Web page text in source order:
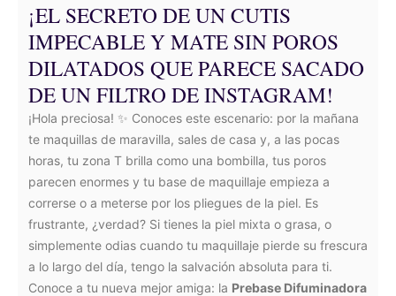
¡EL SECRETO DE UN CUTIS
IMPECABLE Y MATE SIN POROS
DILATADOS QUE PARECE SACADO
DE UN FILTRO DE INSTAGRAM!
¡Hola preciosa! ✨ Conoces este escenario: por la mañana
te maquillas de maravilla, sales de casa y, a las pocas
horas, tu zona T brilla como una bombilla, tus poros
parecen enormes y tu base de maquillaje empieza a
correrse o a meterse por los pliegues de la piel. Es
frustrante, ¿verdad? Si tienes la piel mixta o grasa, o
simplemente odias cuando tu maquillaje pierde su frescura
a lo largo del día, tengo la salvación absoluta para ti.
Conoce a tu nueva mejor amiga: la Prebase Difuminadora